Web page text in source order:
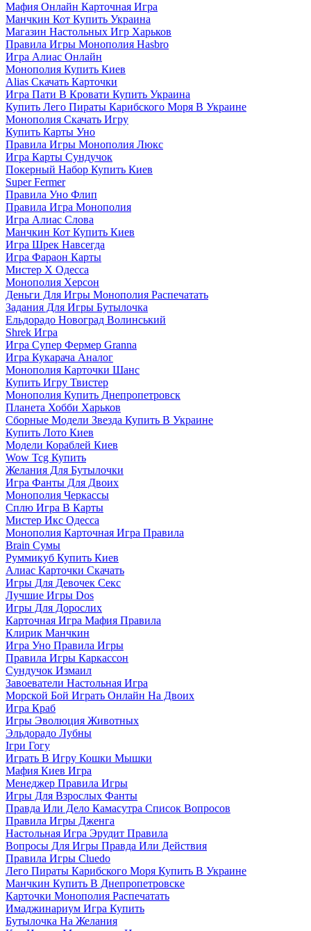
Мафия Онлайн Карточная Игра
Манчкин Кот Купить Украина
Магазин Настольных Игр Харьков
Правила Игры Монополия Hasbro
Игра Алиас Онлайн
Монополия Купить Киев
Alias Скачать Карточки
Игра Пати В Кровати Купить Украина
Купить Лего Пираты Карибского Моря В Украине
Монополия Скачать Игру
Купить Карты Уно
Правила Игры Монополия Люкс
Игра Карты Сундучок
Покерный Набор Купить Киев
Super Fermer
Правила Уно Флип
Правила Игра Монополия
Игра Алиас Слова
Манчкин Кот Купить Киев
Игра Шрек Навсегда
Игра Фараон Карты
Мистер Х Одесса
Монополия Херсон
Деньги Для Игры Монополия Распечатать
Задания Для Игры Бутылочка
Ельдорадо Новоград Волинський
Shrek Игра
Игра Супер Фермер Granna
Игра Кукарача Аналог
Монополия Карточки Шанс
Купить Игру Твистер
Монополия Купить Днепропетровск
Планета Хобби Харьков
Сборные Модели Звезда Купить В Украине
Купить Лото Киев
Модели Кораблей Киев
Wow Tcg Купить
Желания Для Бутылочки
Игра Фанты Для Двоих
Монополия Черкассы
Сплю Игра В Карты
Мистер Икс Одесса
Монополия Карточная Игра Правила
Brain Сумы
Руммикуб Купить Киев
Алиас Карточки Скачать
Игры Для Девочек Секс
Лучшие Игры Dos
Игры Для Дорослих
Карточная Игра Мафия Правила
Клирик Манчкин
Игра Уно Правила Игры
Правила Игры Каркассон
Сундучок Измаил
Завоеватели Настольная Игра
Морской Бой Играть Онлайн На Двоих
Игра Краб
Игры Эволюция Животных
Эльдорадо Лубны
Ігри Гогу
Играть В Игру Кошки Мышки
Мафия Киев Игра
Менеджер Правила Игры
Игры Для Взрослых Фанты
Правда Или Дело Камасутра Список Вопросов
Правила Игры Дженга
Настольная Игра Эрудит Правила
Вопросы Для Игры Правда Или Действия
Правила Игры Cluedo
Лего Пираты Карибского Моря Купить В Украине
Манчкин Купить В Днепропетровске
Карточки Монополия Распечатать
Имаджинариум Игра Купить
Бутылочка На Желания